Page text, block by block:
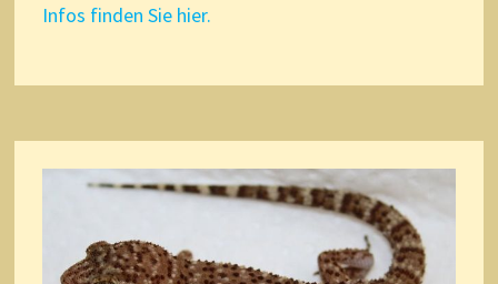
Infos finden Sie hier.